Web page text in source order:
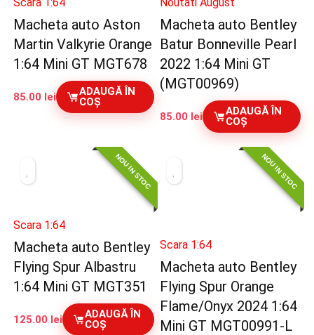
Macheta auto Aston
Martin Valkyrie Orange
1:64 Mini GT MGT678
85.00 lei
ADAUGĂ ÎN
COȘ
Macheta auto Bentley
Batur Bonneville Pearl
2022 1:64 Mini GT
(MGT00969)
85.00 lei
ADAUGĂ ÎN
COȘ
NOU IN STOC
Scara 1:64
Macheta auto Bentley
Flying Spur Albastru
1:64 Mini GT MGT351
125.00 lei
ADAUGĂ ÎN
COȘ
NOU IN STOC
Scara 1:64
Macheta auto Bentley
Flying Spur Orange
Flame/Onyx 2024 1:64
Mini GT MGT00991-L